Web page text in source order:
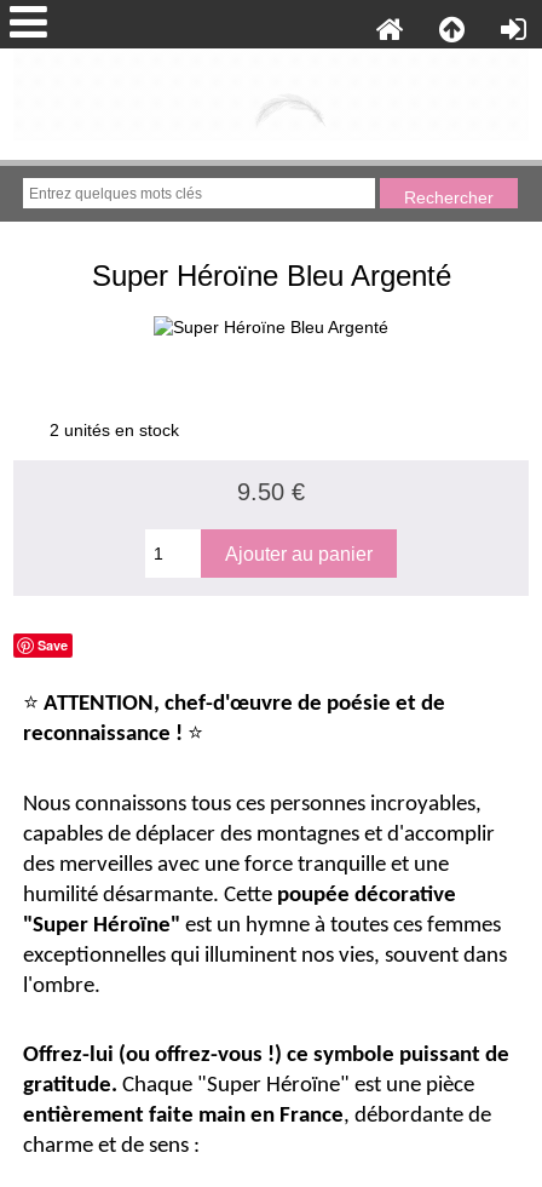
Super Héroïne Bleu Argenté
2 unités en stock
9.50 €
Save
⭐ ATTENTION, chef-d'œuvre de poésie et de
reconnaissance ! ⭐
Nous connaissons tous ces personnes incroyables,
capables de déplacer des montagnes et d'accomplir
des merveilles avec une force tranquille et une
humilité désarmante. Cette poupée décorative
"Super Héroïne" est un hymne à toutes ces femmes
exceptionnelles qui illuminent nos vies, souvent dans
l'ombre.
Offrez-lui (ou offrez-vous !) ce symbole puissant de
gratitude. Chaque "Super Héroïne" est une pièce
entièrement faite main en France, débordante de
charme et de sens :